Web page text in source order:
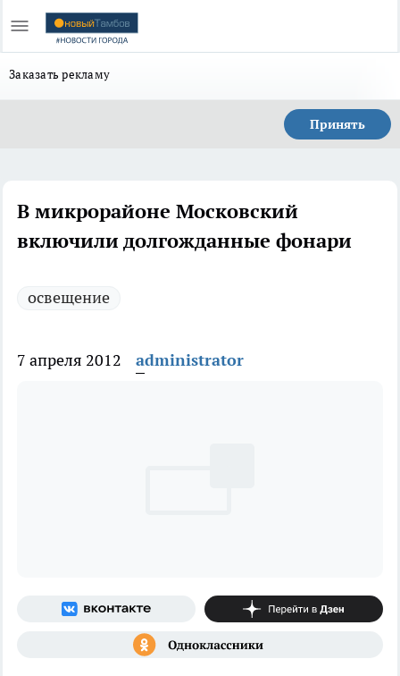
Заказать рекламу
Принять
В микрорайоне Московский
включили долгожданные фонари
освещение
7 апреля 2012 administrator